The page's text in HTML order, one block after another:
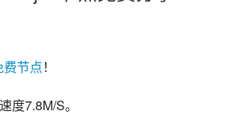
费节点！
度7.8M/S。